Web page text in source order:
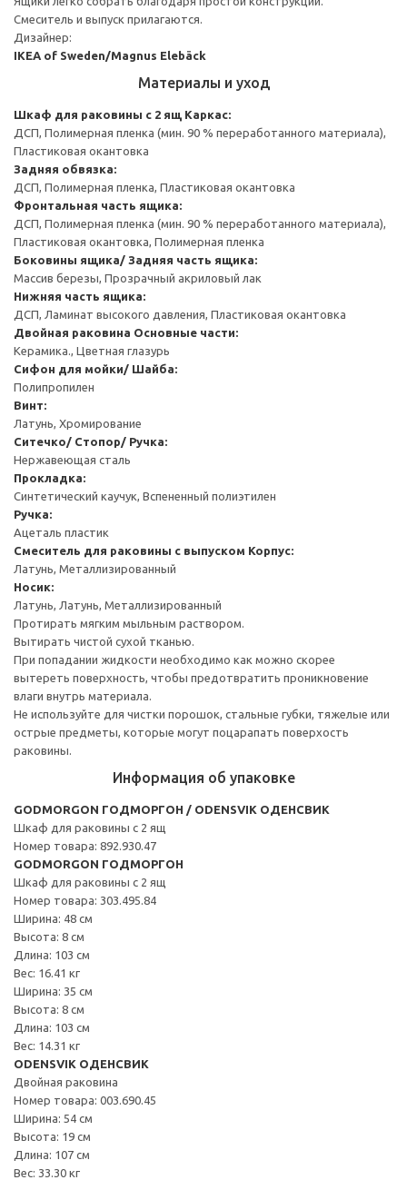
Смеситель и выпуск прилагаются.
Дизайнер:
IKEA of Sweden/Magnus Elebäck
Материалы и уход
Шкаф для раковины с 2 ящ Каркас:
ДСП, Полимерная пленка (мин. 90 % переработанного материала),
Пластиковая окантовка
Задняя обвязка:
ДСП, Полимерная пленка, Пластиковая окантовка
Фронтальная часть ящика:
ДСП, Полимерная пленка (мин. 90 % переработанного материала),
Пластиковая окантовка, Полимерная пленка
Боковины ящика/ Задняя часть ящика:
Массив березы, Прозрачный акриловый лак
Нижняя часть ящика:
ДСП, Ламинат высокого давления, Пластиковая окантовка
Двойная раковина Основные части:
Керамика., Цветная глазурь
Cифон для мойки/ Шайба:
Полипропилен
Винт:
Латунь, Хромирование
Ситечко/ Стопор/ Ручка:
Нержавеющая сталь
Прокладка:
Синтетический каучук, Вспененный полиэтилен
Ручка:
Ацеталь пластик
Смеситель для раковины с выпуском Корпус:
Латунь, Металлизированный
Носик:
Латунь, Латунь, Металлизированный
Протирать мягким мыльным раствором.
Вытирать чистой сухой тканью.
При попадании жидкости необходимо как можно скорее
вытереть поверхность, чтобы предотвратить проникновение
влаги внутрь материала.
Не используйте для чистки порошок, стальные губки, тяжелые или
острые предметы, которые могут поцарапать поверхость
раковины.
Информация об упаковке
GODMORGON ГОДМОРГОН / ODENSVIK ОДЕНСВИК
Шкаф для раковины с 2 ящ
Номер товара: 892.930.47
GODMORGON ГОДМОРГОН
Шкаф для раковины с 2 ящ
Номер товара: 303.495.84
Ширина: 48 см
Высота: 8 см
Длина: 103 см
Вес: 16.41 кг
Ширина: 35 см
Высота: 8 см
Длина: 103 см
Вес: 14.31 кг
ODENSVIK ОДЕНСВИК
Двойная раковина
Номер товара: 003.690.45
Ширина: 54 см
Высота: 19 см
Длина: 107 см
Вес: 33.30 кг